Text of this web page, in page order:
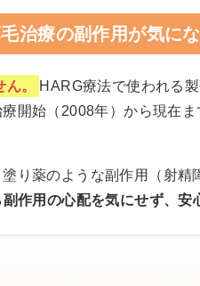
治療の副作用が気に
。
HARG療法で使われる
開始（2008年）から現在
り薬のような副作用（射
作用の心配を気にせず、安